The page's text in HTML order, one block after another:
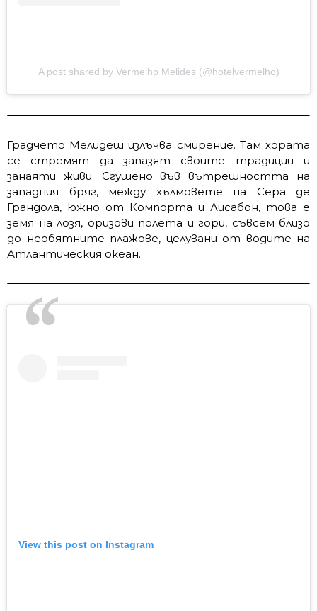
A post shared by Vermelho Melides (@hotelvermelho)
Градчето Мелидеш излъчва смирение. Там хората
се стремят да запазят своите традиции и
занаяти живи. Сгушено във вътрешността на
западния бряг, между хълмовете на Сера де
Грандола, южно от Компорта и Лисабон, това е
земя на лозя, оризови полета и гори, съвсем близо
до необятните плажове, целувани от водите на
Атлантическия океан.
View this post on Instagram